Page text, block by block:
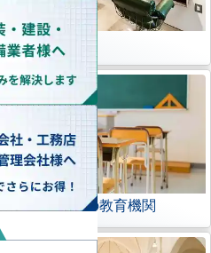
理美容室
学校などの教育機関